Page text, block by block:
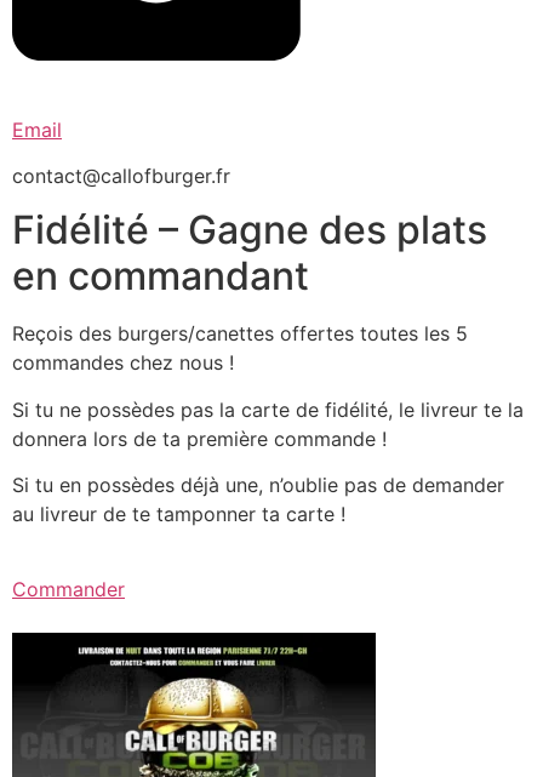
Email
contact@callofburger.fr
Fidélité – Gagne des plats
en commandant
Reçois des burgers/canettes offertes toutes les 5
commandes chez nous !
Si tu ne possèdes pas la carte de fidélité, le livreur te la
donnera lors de ta première commande !
Si tu en possèdes déjà une, n’oublie pas de demander
au livreur de te tamponner ta carte !
Commander